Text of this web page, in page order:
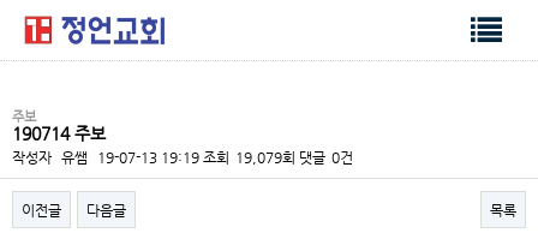
주보
190714 주보
작성자 유쌤 19-07-13 19:19 조회 19,079회 댓글 0건
이전글 다음글 목록